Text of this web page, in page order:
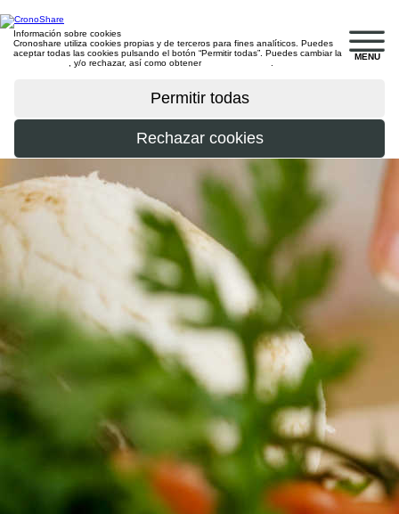
MENU
Información sobre cookies
Cronoshare utiliza cookies propias y de terceros para fines analíticos. Puedes
aceptar todas las cookies pulsando el botón “Permitir todas”. Puedes cambiar la
, y/o rechazar, así como obtener